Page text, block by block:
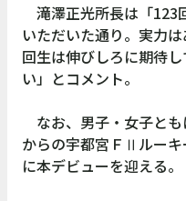
滝澤正光所長は「123
いただいた通り。実力
回生は伸びしろに期待
い」とコメント。
なお、男子・女子と
からの宇都宮ＦⅡルーキ
に本デビューを迎える。